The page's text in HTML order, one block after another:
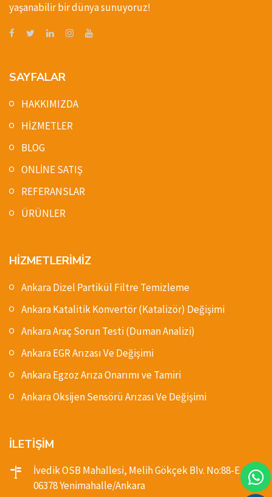
yaşanabilir bir dünya sunuyoruz!
SAYFALAR
HAKKIMIZDA
HİZMETLER
BLOG
ONLİNE SATIŞ
REFERANSLAR
ÜRÜNLER
HİZMETLERİMİZ
Ankara Dizel Partikül Filtre Temizleme
Ankara Katalitik Konvertör (Katalizör) Değişimi
Ankara Araç Sorun Testi (Duman Analizi)
Ankara EGR Arızası Ve Değişimi
Ankara Egzoz Arıza Onarımı ve Tamiri
Ankara Oksijen Sensörü Arızası Ve Değişimi
İLETİŞİM
İvedik OSB Mahallesi, Melih Gökçek Blv. No:88-E,
06378 Yenimahalle/Ankara